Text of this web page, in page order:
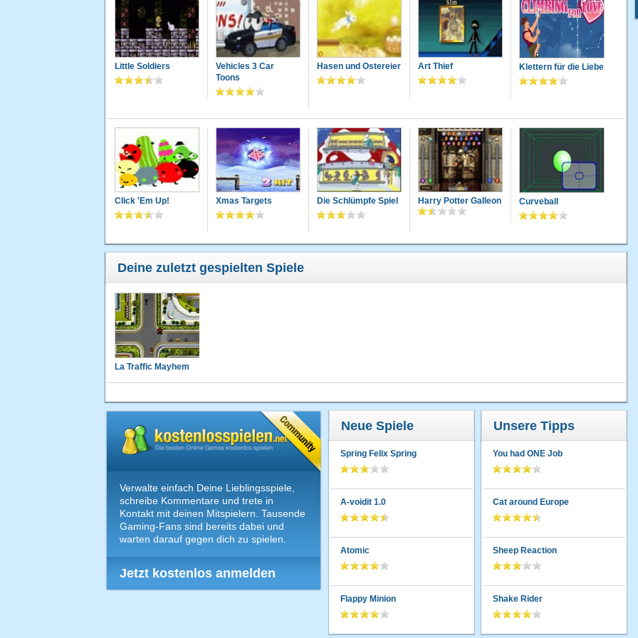
Little Soldiers
Vehicles 3 Car
Toons
Hasen und Ostereier Art Thief Klettern für die Liebe
Click 'Em Up! Xmas Targets Die Schlümpfe Spiel Harry Potter Galleon Curveball
Deine zuletzt gespielten Spiele
La Traffic Mayhem
Verwalte einfach Deine Lieblingsspiele,
schreibe Kommentare und trete in
Kontakt mit deinen Mitspielern. Tausende
Gaming-Fans sind bereits dabei und
warten darauf gegen dich zu spielen.
Jetzt kostenlos anmelden
Neue Spiele
Spring Felix Spring
A-voidit 1.0
Atomic
Flappy Minion
Unsere Tipps
You had ONE Job
Cat around Europe
Sheep Reaction
Shake Rider